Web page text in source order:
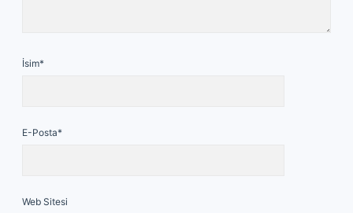
İsim*
E-Posta*
Web Sitesi